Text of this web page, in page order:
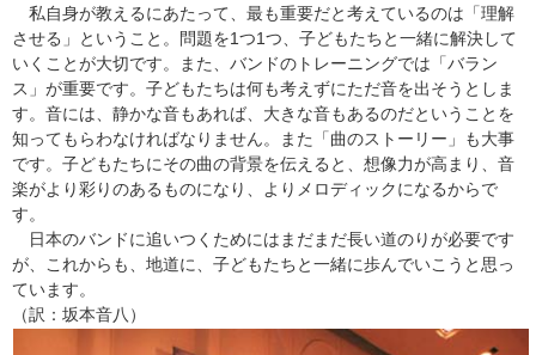
私自身が教えるにあたって、最も重要だと考えているのは「理解
させる」ということ。問題を1つ1つ、子どもたちと一緒に解決して
いくことが大切です。また、バンドのトレーニングでは「バラン
ス」が重要です。子どもたちは何も考えずにただ音を出そうとしま
す。音には、静かな音もあれば、大きな音もあるのだということを
知ってもらわなければなりません。また「曲のストーリー」も大事
です。子どもたちにその曲の背景を伝えると、想像力が高まり、音
楽がより彩りのあるものになり、よりメロディックになるからで
す。
日本のバンドに追いつくためにはまだまだ長い道のりが必要です
が、これからも、地道に、子どもたちと一緒に歩んでいこうと思っ
ています。
（訳：坂本音八）